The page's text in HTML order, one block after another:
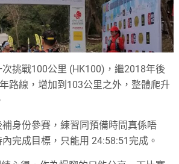
挑戰100公里 (HK100)，繼2018年後
路線，增加到103公里之外，整體爬升
身份參賽，練習同預備時間真係唔
完成目標，只能用 24:58:51完成。